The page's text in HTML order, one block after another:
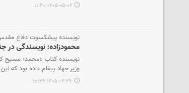
۱۴۰۵-۰۵-۰۶ ۱۱:۳۰
نویسنده پیشکسوت دفاع
محمودزاده: نویسندگی در
نویسنده کتاب «محمد؛ مسیح
وزیر جهاد پیغام داده بود که
۱۴۰۵-۰۴-۲۹ ۱۷:۲۹